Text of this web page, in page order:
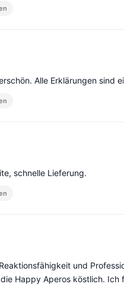
Alle Erklärungen sind
schnelle Lieferung.
und
Happy Aperos köstlich.